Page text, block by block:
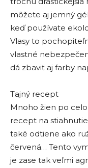
môžete aj jemný
keď používate
Vlasy to
vlastné
dá zbaviť aj farby
Tajný recept
Mnoho žien po
recept na
také odtiene ako
červená… Tento
je zase tak veľmi